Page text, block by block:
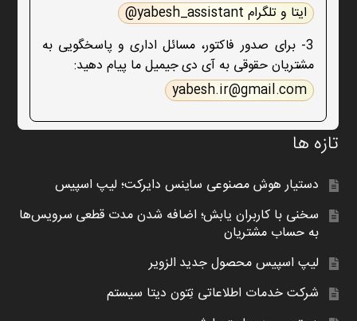
ایتا و تلگرام yabesh_assistant@
3- برای صدور فاکتور، مسائل اداری و پاسخگویی به
مشتریان حقوقی به آی دی جیمیل ما پیام دهید:
yabesh.ir@gmail.com
تازه ها
دستیار هوش مصنوعی ساینس دایرکت؛ لیپ اسپیس
سخنی با کاربران یابش؛ اضافه شدن مدت قطعی سرویس‌ها
به حساب مشتریان
لیپ اسپیس محصول جدید الزویر
شرکت خدمات اطلاعاتی تِتون دیتا سیستم